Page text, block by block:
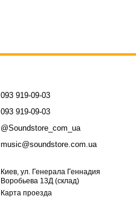
093 919-09-03
093 919-09-03
@Soundstore_com_ua
music@soundstore.com.ua
Киев, ул. Генерала Геннадия
Воробьева 13Д (склад)
Карта проезда